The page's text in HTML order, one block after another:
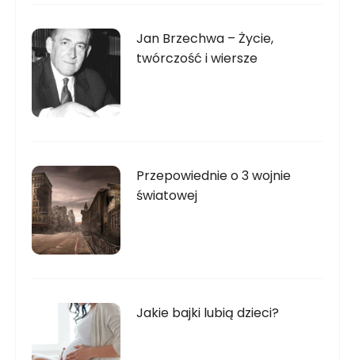
Jan Brzechwa – Życie,
twórczość i wiersze
Przepowiednie o 3 wojnie
światowej
Jakie bajki lubią dzieci?